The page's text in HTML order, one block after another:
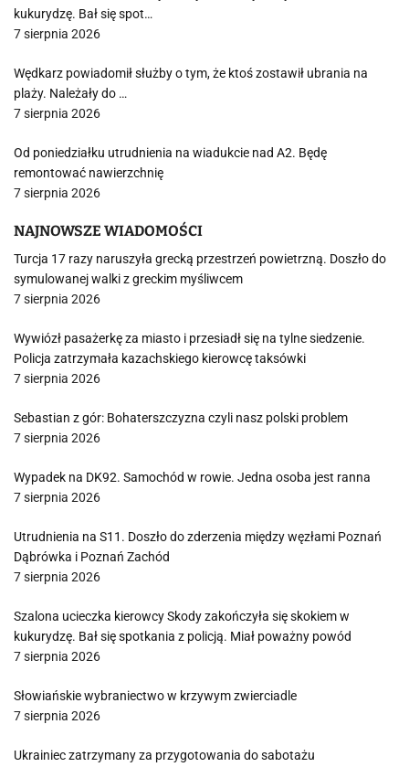
kukurydzę. Bał się spot…
7 sierpnia 2026
Wędkarz powiadomił służby o tym, że ktoś zostawił ubrania na
plaży. Należały do …
7 sierpnia 2026
Od poniedziałku utrudnienia na wiadukcie nad A2. Będę
remontować nawierzchnię
7 sierpnia 2026
NAJNOWSZE WIADOMOŚCI
Turcja 17 razy naruszyła grecką przestrzeń powietrzną. Doszło do
symulowanej walki z greckim myśliwcem
7 sierpnia 2026
Wywiózł pasażerkę za miasto i przesiadł się na tylne siedzenie.
Policja zatrzymała kazachskiego kierowcę taksówki
7 sierpnia 2026
Sebastian z gór: Bohaterszczyzna czyli nasz polski problem
7 sierpnia 2026
Wypadek na DK92. Samochód w rowie. Jedna osoba jest ranna
7 sierpnia 2026
Utrudnienia na S11. Doszło do zderzenia między węzłami Poznań
Dąbrówka i Poznań Zachód
7 sierpnia 2026
Szalona ucieczka kierowcy Skody zakończyła się skokiem w
kukurydzę. Bał się spotkania z policją. Miał poważny powód
7 sierpnia 2026
Słowiańskie wybraniectwo w krzywym zwierciadle
7 sierpnia 2026
Ukrainiec zatrzymany za przygotowania do sabotażu